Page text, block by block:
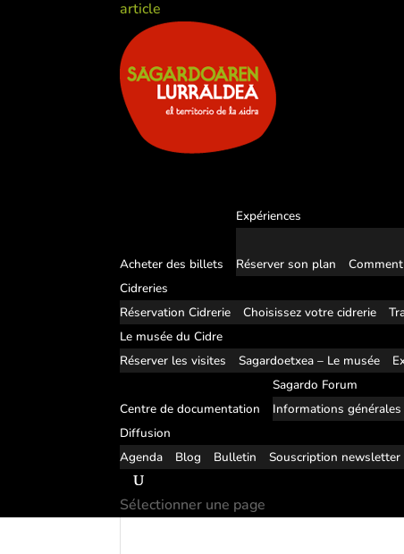
article
Acheter des billets
Expériences
Réserver son plan
Cidreries
Réservation Cidrerie
Choisissez votre cidrerie
Le musée du Cidre
Réserver les visites
Sagardoetxea – Le musée
Centre de documentation
Sagardo Forum
Informations générales
Diffusion
Agenda
Blog Bulletin Souscription newsletter
Sélectionner une page